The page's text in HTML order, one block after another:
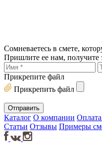
Сомневаетесь в смете,
Пришлите ее нам, получите
Прикрепите файл
Прикрепить файл
Каталог О компании
Статьи Отзывы Примеры